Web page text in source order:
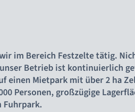
im Bereich Festzelte tätig.
Betrieb ist kontinuierlich
einen Mietpark mit über 2 ha
Personen, großzügige
Fuhrpark.